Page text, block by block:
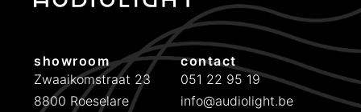
showroom
Zwaaikomstraat 23
8800 Roeselare
contact
051 22 95 19
info@audiolight.be